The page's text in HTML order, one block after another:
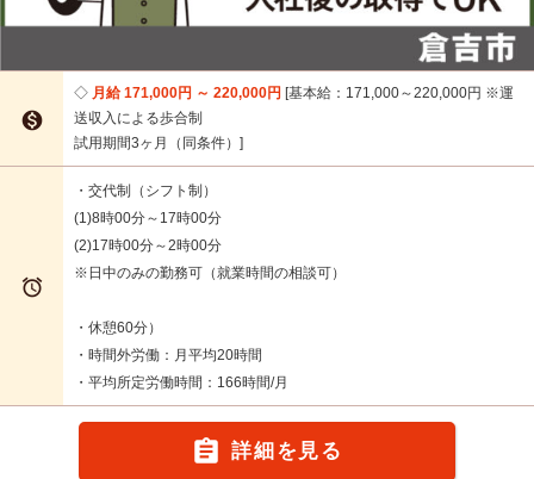

月給 171,000円 ～ 220,000円 基本給：171,000～220,000円 ※運
送収入による歩合制
試用期間3ヶ月（同条件）

・交代制（シフト制）
(1)8時00分～17時00分
(2)17時00分～2時00分
※日中のみの勤務可（就業時間の相談可）
・休憩60分）
・時間外労働：月平均20時間
・平均所定労働時間：166時間/月
 詳細を見る